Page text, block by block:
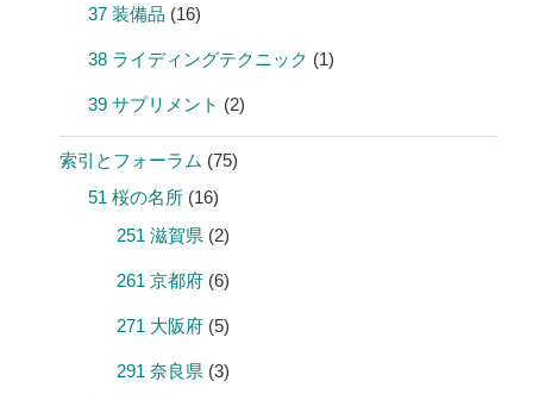
37 装備品 (16)
38 ライディングテクニック (1)
39 サプリメント (2)
索引とフォーラム (75)
51 桜の名所 (16)
251 滋賀県 (2)
261 京都府 (6)
271 大阪府 (5)
291 奈良県 (3)